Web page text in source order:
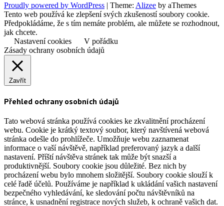
Proudly powered by WordPress | Theme: Alizee by aThemes
Tento web používá ke zlepšení svých zkušeností soubory cookie.
Předpokládáme, že s tím nemáte problém, ale můžete se rozhodnout,
jak chcete.
Nastavení cookies
V pořádku
Zásady ochrany osobních údajů
Zavřít
Přehled ochrany osobních údajů
Tato webová stránka používá cookies ke zkvalitnění procházení
webu. Cookie je krátký textový soubor, který navštívená webová
stránka odešle do prohlížeče. Umožňuje webu zaznamenat
informace o vaší návštěvě, například preferovaný jazyk a další
nastavení. Příští návštěva stránek tak může být snazší a
produktivnější. Soubory cookie jsou důležité. Bez nich by
procházení webu bylo mnohem složitější. Soubory cookie slouží k
celé řadě účelů. Používáme je například k ukládání vašich nastavení
bezpečného vyhledávání, ke sledování počtu návštěvníků na
stránce, k usnadnění registrace nových služeb, k ochraně vašich dat.